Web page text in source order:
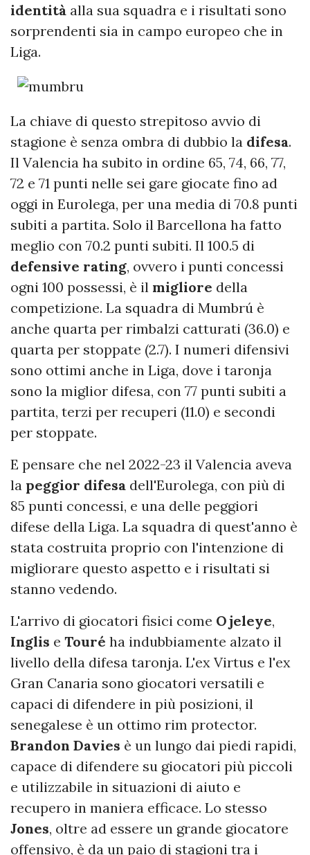
identità alla sua squadra e i risultati sono
sorprendenti sia in campo europeo che in
Liga.
La chiave di questo strepitoso avvio di
stagione è senza ombra di dubbio la difesa.
Il Valencia ha subito in ordine 65, 74, 66, 77,
72 e 71 punti nelle sei gare giocate fino ad
oggi in Eurolega, per una media di 70.8 punti
subiti a partita. Solo il Barcellona ha fatto
meglio con 70.2 punti subiti. Il 100.5 di
defensive rating, ovvero i punti concessi
ogni 100 possessi, è il migliore della
competizione. La squadra di Mumbrú è
anche quarta per rimbalzi catturati (36.0) e
quarta per stoppate (2.7). I numeri difensivi
sono ottimi anche in Liga, dove i taronja
sono la miglior difesa, con 77 punti subiti a
partita, terzi per recuperi (11.0) e secondi
per stoppate.
E pensare che nel 2022-23 il Valencia aveva
la peggior difesa dell'Eurolega, con più di
85 punti concessi, e una delle peggiori
difese della Liga. La squadra di quest'anno è
stata costruita proprio con l'intenzione di
migliorare questo aspetto e i risultati si
stanno vedendo.
L'arrivo di giocatori fisici come Ojeleye,
Inglis e Touré ha indubbiamente alzato il
livello della difesa taronja. L'ex Virtus e l'ex
Gran Canaria sono giocatori versatili e
capaci di difendere in più posizioni, il
senegalese è un ottimo rim protector.
Brandon Davies è un lungo dai piedi rapidi,
capace di difendere su giocatori più piccoli
e utilizzabile in situazioni di aiuto e
recupero in maniera efficace. Lo stesso
Jones, oltre ad essere un grande giocatore
offensivo, è da un paio di stagioni tra i